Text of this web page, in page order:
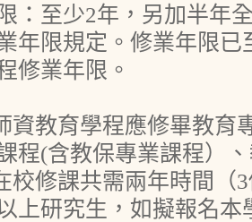
：至少2年，另加半年
年限規定。修業年限已
修業年限。
資教育學程應修畢教育
程(含教保專業課程）
校修課共需兩年時間（
上研究生，如擬報名